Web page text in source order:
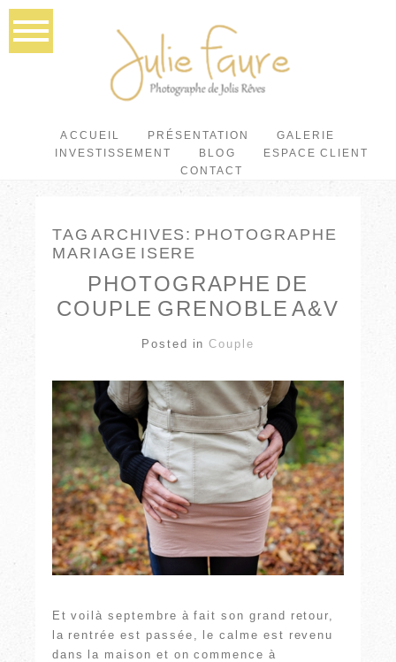
ACCUEIL PRÉSENTATION
GALERIE
INVESTISSEMENT
BLOG
ESPACE CLIENT
CONTACT
TAG ARCHIVES: PHOTOGRAPHE
MARIAGE ISERE
PHOTOGRAPHE DE
COUPLE GRENOBLE A&V
Posted inCouple
Et voilà septembre à fait son grand retour,
la rentrée est passée, le calme est revenu
dans la maison et on commence à